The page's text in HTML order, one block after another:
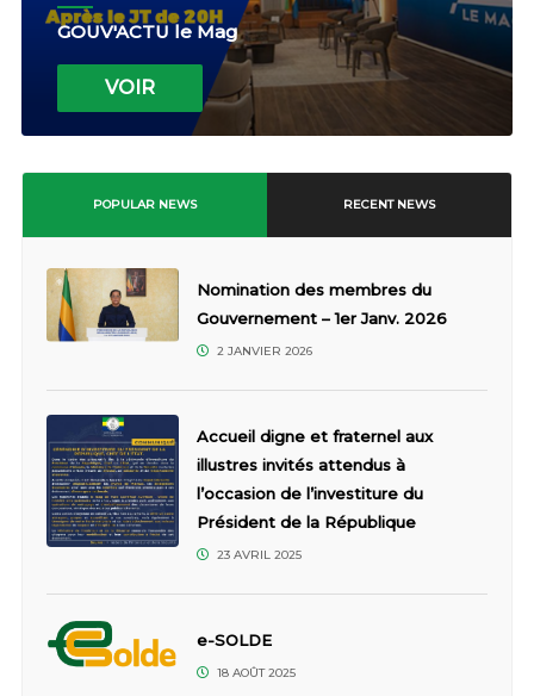
GOUV'ACTU le Mag
VOIR
POPULAR NEWS RECENT NEWS
Nomination des membres du
Gouvernement – 1er Janv. 2026
2 JANVIER 2026
Accueil digne et fraternel aux
illustres invités attendus à
l’occasion de l’investiture du
Président de la République
23 AVRIL 2025
e-SOLDE
18 AOÛT 2025